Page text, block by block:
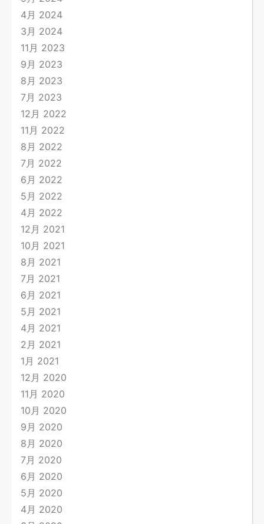
4月 2024
3月 2024
11月 2023
9月 2023
8月 2023
7月 2023
12月 2022
11月 2022
8月 2022
7月 2022
6月 2022
5月 2022
4月 2022
12月 2021
10月 2021
8月 2021
7月 2021
6月 2021
5月 2021
4月 2021
2月 2021
1月 2021
12月 2020
11月 2020
10月 2020
9月 2020
8月 2020
7月 2020
6月 2020
5月 2020
4月 2020